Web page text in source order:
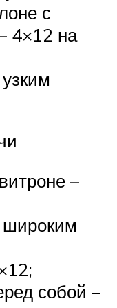
с
4×12 на
–
широким
собой –